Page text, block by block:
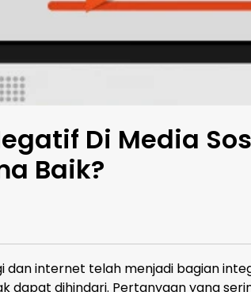
Di Media
Baik?
dan internet telah menjadi bagian
dapat dihindari. Pertanyaan yang